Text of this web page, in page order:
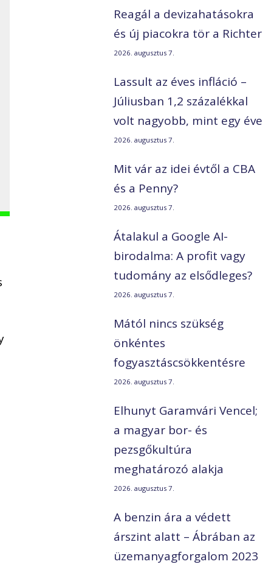
Reagál a devizahatásokra
és új piacokra tör a Richter
2026. augusztus 7.
Lassult az éves infláció –
Júliusban 1,2 százalékkal
volt nagyobb, mint egy éve
2026. augusztus 7.
Mit vár az idei évtől a CBA
és a Penny?
2026. augusztus 7.
Átalakul a Google AI-
birodalma: A profit vagy
tudomány az elsődleges?
2026. augusztus 7.
Mától nincs szükség
önkéntes
fogyasztáscsökkentésre
2026. augusztus 7.
Elhunyt Garamvári Vencel;
a magyar bor- és
pezsgőkultúra
meghatározó alakja
2026. augusztus 7.
A benzin ára a védett
árszint alatt – Ábrában az
üzemanyagforgalom 2023